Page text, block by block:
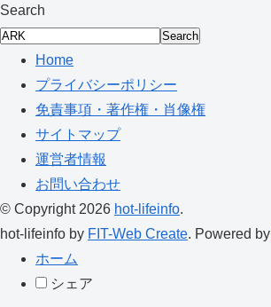
Search
Search
Home
プライバシーポリシー
免責事項・著作権・肖像権
サイトマップ
運営者情報
お問い合わせ
© Copyright 2026 hot-lifeinfo.
hot-lifeinfo by FIT-Web Create. Powered by
ホーム
シェア